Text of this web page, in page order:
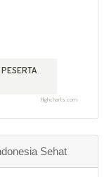
Highcharts.com
Sehat